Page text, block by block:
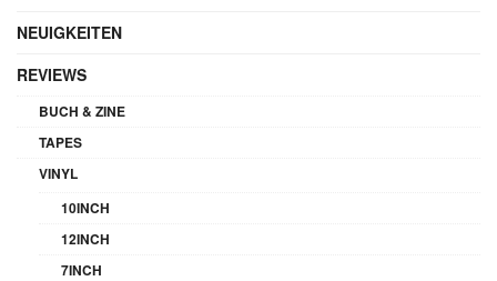
NEUIGKEITEN
REVIEWS
BUCH & ZINE
TAPES
VINYL
10INCH
12INCH
7INCH